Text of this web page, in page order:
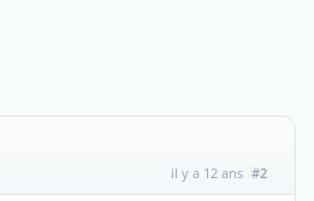
il y a 12 ans #2